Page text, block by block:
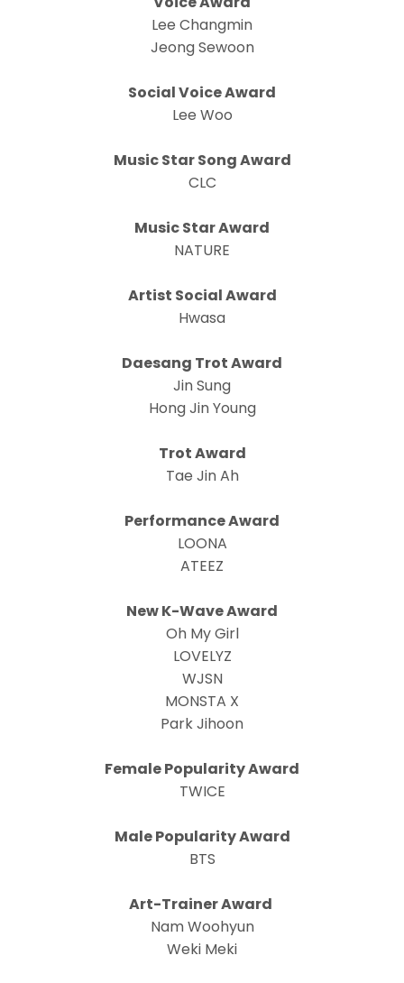
Lee Changmin
Jeong Sewoon
Social Voice Award
Lee Woo
Music Star Song Award
CLC
Music Star Award
NATURE
Artist Social Award
Hwasa
Daesang Trot Award
Jin Sung
Hong Jin Young
Trot Award
Tae Jin Ah
Performance Award
LOONA
ATEEZ
New K-Wave Award
Oh My Girl
LOVELYZ
WJSN
MONSTA X
Park Jihoon
Female Popularity Award
TWICE
Male Popularity Award
BTS
Art-Trainer Award
Nam Woohyun
Weki Meki